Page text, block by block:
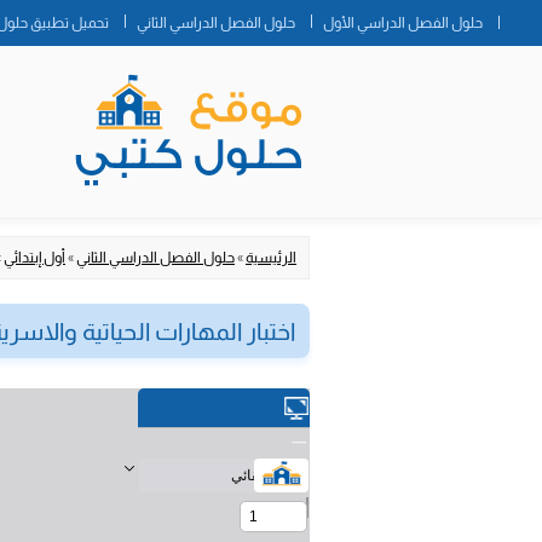
حلول الفصل الدراسي الأول حلول الفصل الدراسي الثاني تحميل تطبيق
الرئيسية»حلول الفصل الدراسي الثاني» أول إبتدائي
اختبار المهارات الحياتية والاسرية